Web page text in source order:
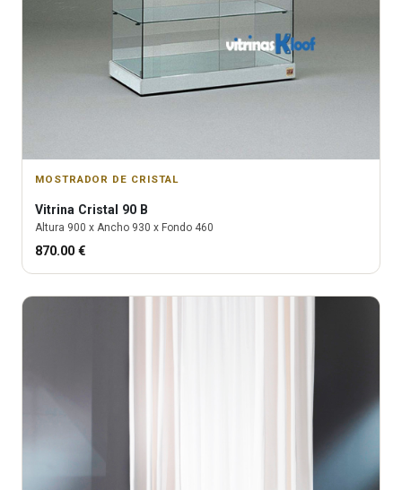
MOSTRADOR DE CRISTAL
Vitrina Cristal 90 B
Altura 900 x Ancho 930 x Fondo 460
870.00 €